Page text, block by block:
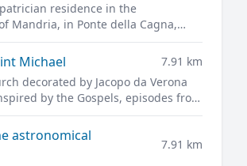
residence in the
Mandria, in Ponte della Cagna,
It was designed for Nicolò Molin, a
Vincenzo Scamozzi and
Michael
7.91 km
decorated by Jacopo da Verona
by the Gospels, episodes from
of leading figures of
Padua
astronomical
7.91 km